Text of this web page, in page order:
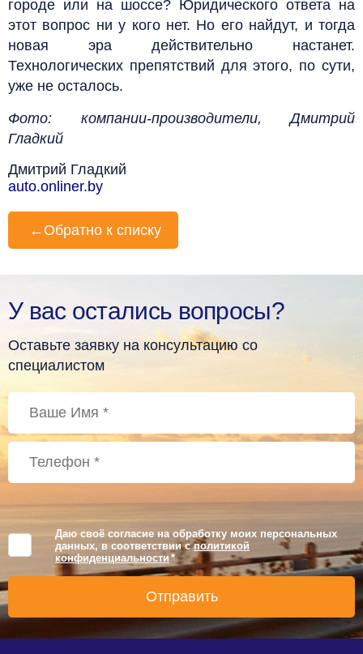
городе или на шоссе? Юридического ответа на
этот вопрос ни у кого нет. Но его найдут, и тогда
новая эра действительно настанет.
Технологических препятствий для этого, по сути,
уже не осталось.
Фото: компании-производители, Дмитрий
Гладкий
Дмитрий Гладкий
auto.onliner.by
← Обратно к списку
У вас остались вопросы?
Оставьте заявку на консультацию со
специалистом
Даю своё согласие на обработку моих персональных
данных, в соответствии сполитикой
конфиденциальности *